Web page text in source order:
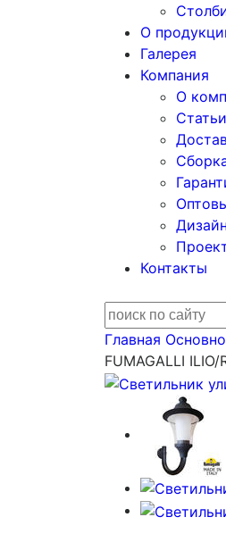
О
Галерея
Компания
О
Статьи
Контакты
Главная
FUMAGALLI